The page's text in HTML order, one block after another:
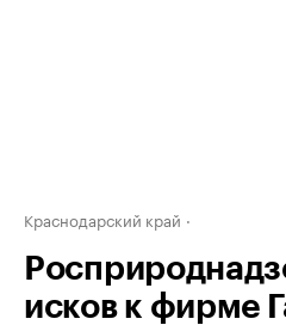
Краснодарский край
исков к фирме